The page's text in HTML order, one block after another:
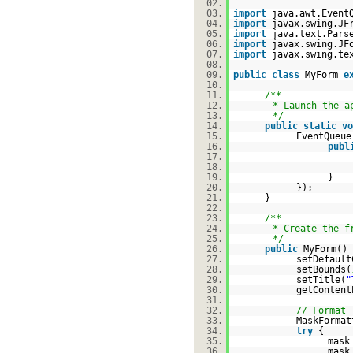
02.
03.
import
04.
import
05.
import
06.
import
07.
import
08.
09.
public class MyForm
10.
11.
/**
12.
* Launch the
13.
*/
14.
public static
15.
16.
17.
18.
19.
}
20.
});
21.
}
22.
23.
/**
24.
* Create the
25.
*/
26.
public
27.
28.
setBounds(
29.
setTitle(
30.
31.
32.
// Format
33.
34.
try
{
35.